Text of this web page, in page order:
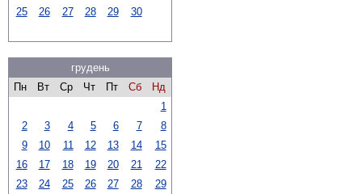
25
26 27 28 29 30
грудень
Пн
Вт Ср Чт Пт Сб
Нд
1
2
3 4 5 6 7
8
9
10 11 12 13 14
15
16
17 18 19 20 21
22
23
24 25 26 27 28
29